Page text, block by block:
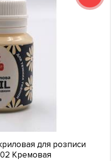
для розписи
Кремовая